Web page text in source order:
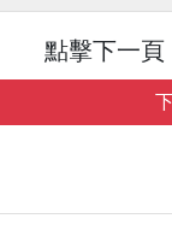
點擊下一頁